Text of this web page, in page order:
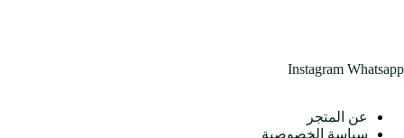
Instagram Whatsapp
عن المتجر
سياسة الخصوصية